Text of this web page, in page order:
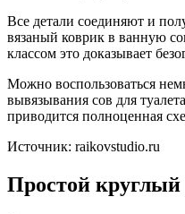
Все детали соединяют и
вязаный коврик в ванную
классом это доказывает
Можно воспользоваться
вывязывания сов для
приводится полноценная
Источник: raikovstudio.ru
Простой